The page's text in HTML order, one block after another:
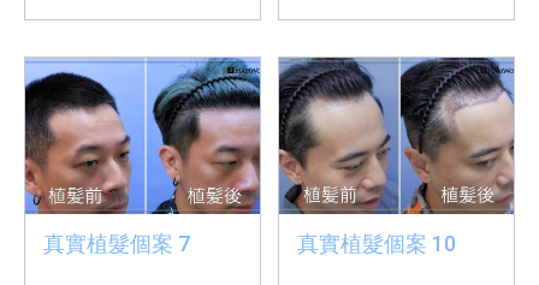
真實植髮個案 7 真實植髮個案 10